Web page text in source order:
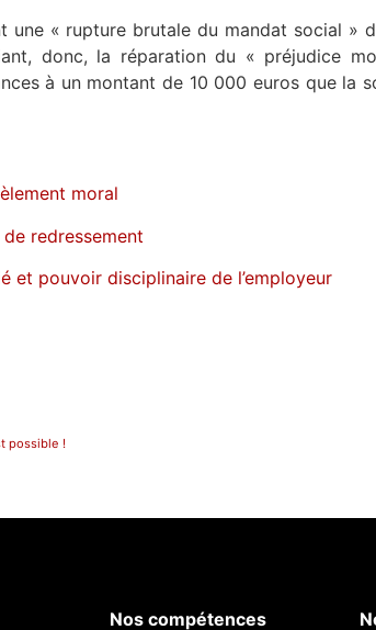
« rupture brutale du mandat social »
donc, la réparation du « préjudice
à un montant de 10 000 euros que la
moral
redressement
et pouvoir disciplinaire de l’employeur
possible !
Nos compétences